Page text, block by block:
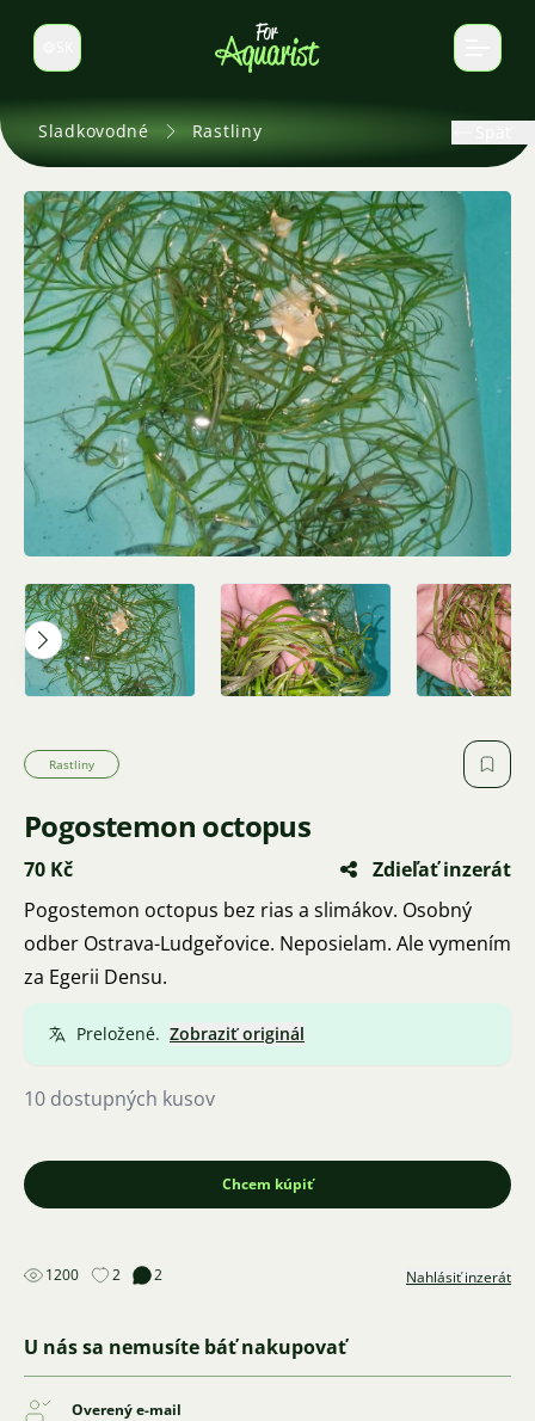
Prepnúť jazyk
Sladkovodné Rastliny
Rastliny
Pogostemon octopus
70 Kč
Zdieľať inzerát
Pogostemon octopus bez rias a slimákov. Osobný
odber Ostrava-Ludgeřovice. Neposielam. Ale vymením
za Egerii Densu.
Preložené. Zobraziť originál
10 dostupných kusov
Chcem kúpiť
1200 2 2 Nahlásiť inzerát
U nás sa nemusíte báť nakupovať
Overený e-mail